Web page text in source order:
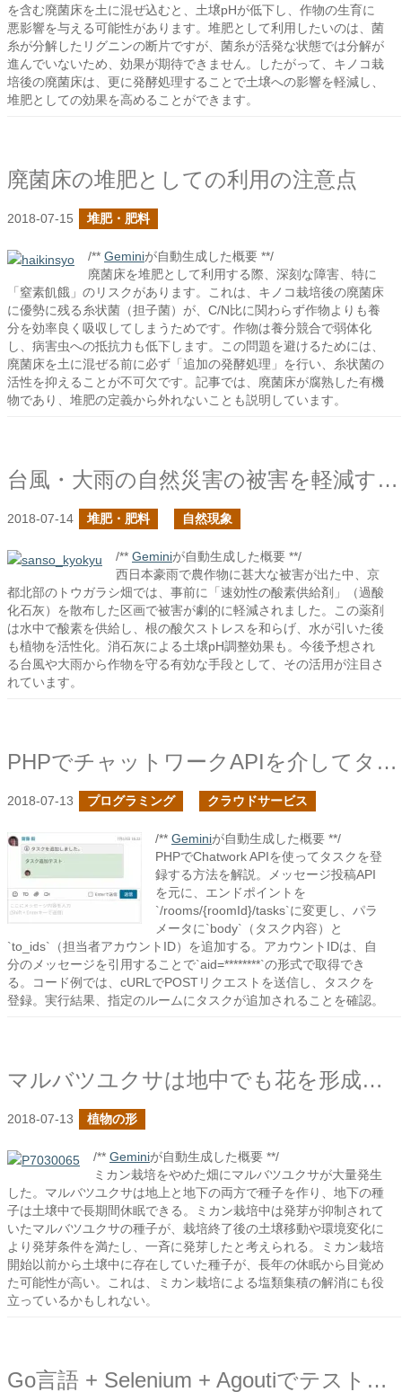
を含む廃菌床を土に混ぜ込むと、土壌pHが低下し、作物の生育に
悪影響を与える可能性があります。堆肥として利用したいのは、菌
糸が分解したリグニンの断片ですが、菌糸が活発な状態では分解が
進んでいないため、効果が期待できません。したがって、キノコ栽
培後の廃菌床は、更に発酵処理することで土壌への影響を軽減し、
堆肥としての効果を高めることができます。
廃菌床の堆肥としての利用の注意点
2018-07-15 堆肥・肥料
/** Geminiが自動生成した概要 **/
廃菌床を堆肥として利用する際、深刻な障害、特に
「窒素飢餓」のリスクがあります。これは、キノコ栽培後の廃菌床
に優勢に残る糸状菌（担子菌）が、C/N比に関わらず作物よりも養
分を効率良く吸収してしまうためです。作物は養分競合で弱体化
し、病害虫への抵抗力も低下します。この問題を避けるためには、
廃菌床を土に混ぜる前に必ず「追加の発酵処理」を行い、糸状菌の
活性を抑えることが不可欠です。記事では、廃菌床が腐熟した有機
物であり、堆肥の定義から外れないことも説明しています。
台風・大雨の自然災害の被害を軽減するために
2018-07-14 堆肥・肥料 自然現象
/** Geminiが自動生成した概要 **/
西日本豪雨で農作物に甚大な被害が出た中、京
都北部のトウガラシ畑では、事前に「速効性の酸素供給剤」（過酸
化石灰）を散布した区画で被害が劇的に軽減されました。この薬剤
は水中で酸素を供給し、根の酸欠ストレスを和らげ、水が引いた後
も植物を活性化。消石灰による土壌pH調整効果も。今後予想され
る台風や大雨から作物を守る有効な手段として、その活用が注目さ
れています。
PHPでチャットワークAPIを介してタスクを登録してみる
2018-07-13 プログラミング クラウドサービス
/** Geminiが自動生成した概要 **/
PHPでChatwork APIを使ってタスクを登
録する方法を解説。メッセージ投稿API
を元に、エンドポイントを
`/rooms/{roomId}/tasks`に変更し、パラ
メータに`body`（タスク内容）と
`to_ids`（担当者アカウントID）を追加する。アカウントIDは、自
分のメッセージを引用することで`aid=********`の形式で取得でき
る。コード例では、cURLでPOSTリクエストを送信し、タスクを
登録。実行結果、指定のルームにタスクが追加されることを確認。
マルバツユクサは地中でも花を形成する
2018-07-13 植物の形
/** Geminiが自動生成した概要 **/
ミカン栽培をやめた畑にマルバツユクサが大量発生
した。マルバツユクサは地上と地下の両方で種子を作り、地下の種
子は土壌中で長期間休眠できる。ミカン栽培中は発芽が抑制されて
いたマルバツユクサの種子が、栽培終了後の土壌移動や環境変化に
より発芽条件を満たし、一斉に発芽したと考えられる。ミカン栽培
開始以前から土壌中に存在していた種子が、長年の休眠から目覚め
た可能性が高い。これは、ミカン栽培による塩類集積の解消にも役
立っているかもしれない。
Go言語 + Selenium + Agoutiでテスト自動化